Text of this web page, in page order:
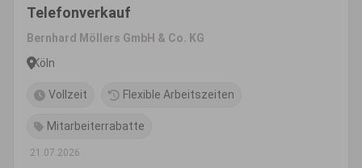
Telefonverkauf
Bernhard Möllers GmbH & Co. KG
Köln
Vollzeit Flexible Arbeitszeiten
Mitarbeiterrabatte
21.07.2026